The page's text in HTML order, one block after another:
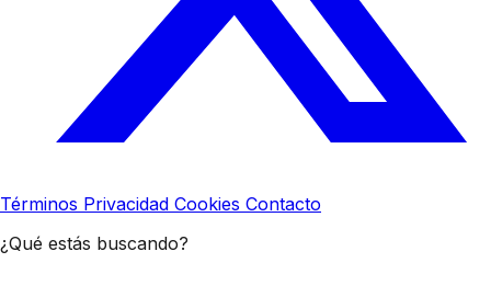
Términos Privacidad Cookies Contacto
¿Qué estás buscando?